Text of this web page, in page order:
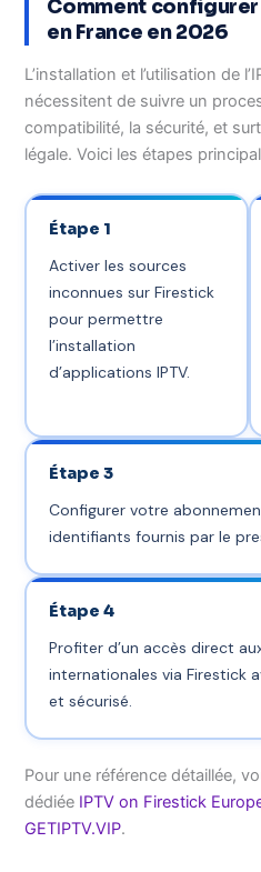
Comment configurer
en France en 2026
L’installation et l’utilisation de
nécessitent de suivre un
compatibilité, la sécurité, et
légale. Voici les étapes
Étape 1
Activer les sources
inconnues sur Firestick
pour permettre
l’installation
d’applications IPTV.
Étape 3
Configurer votre
identifiants fournis par le
Étape 4
Profiter d’un accès direct
internationales via Firestick
et sécurisé.
Pour une référence détaillée,
dédiée IPTV on Firestick
GETIPTV.VIP.